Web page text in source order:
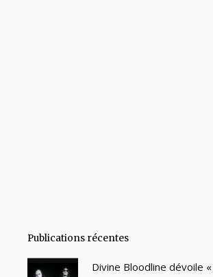
Publications récentes
Divine Bloodline dévoile